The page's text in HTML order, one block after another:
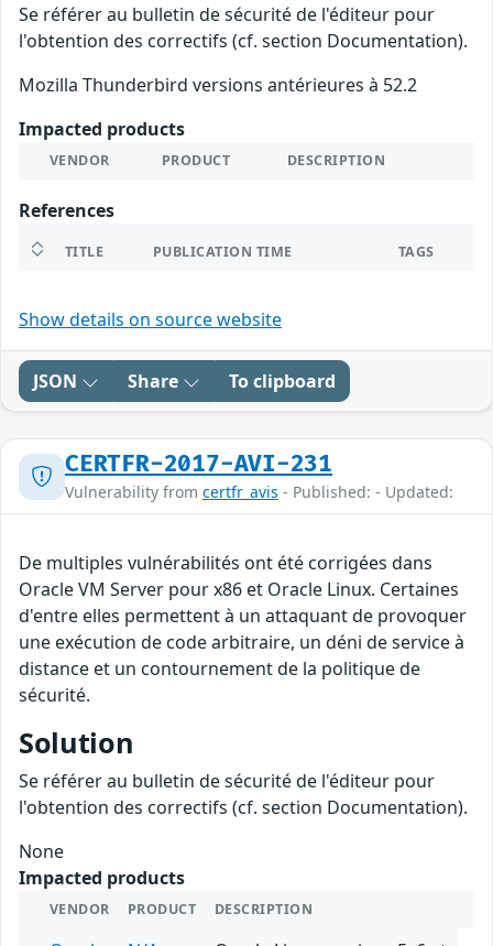
Se référer au bulletin de sécurité de l'éditeur pour
l'obtention des correctifs (cf. section Documentation).
Mozilla Thunderbird versions antérieures à 52.2
Impacted products
VENDOR PRODUCT DESCRIPTION
References
TITLE PUBLICATION TIME TAGS
Show details on source website
JSON Share To clipboard
CERTFR-2017-AVI-231
Vulnerability from certfr_avis - Published: - Updated:
De multiples vulnérabilités ont été corrigées dans
Oracle VM Server pour x86 et Oracle Linux. Certaines
d'entre elles permettent à un attaquant de provoquer
une exécution de code arbitraire, un déni de service à
distance et un contournement de la politique de
sécurité.
Solution
Se référer au bulletin de sécurité de l'éditeur pour
l'obtention des correctifs (cf. section Documentation).
None
Impacted products
VENDOR PRODUCT DESCRIPTION